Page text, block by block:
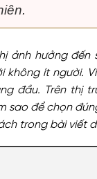
ảnh hưởng
không ít người.
đầu. Trên thị
sao để chọn
trong bài viết